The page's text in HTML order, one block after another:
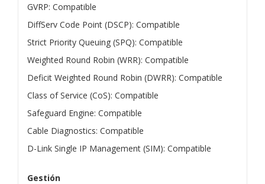
GVRP: Compatible
DiffServ Code Point (DSCP): Compatible
Strict Priority Queuing (SPQ): Compatible
Weighted Round Robin (WRR): Compatible
Deficit Weighted Round Robin (DWRR): Compatible
Class of Service (CoS): Compatible
Safeguard Engine: Compatible
Cable Diagnostics: Compatible
D-Link Single IP Management (SIM): Compatible
Gestión